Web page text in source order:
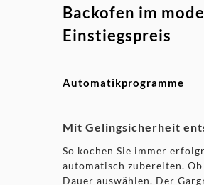
Backofen im
Einstiegspreis
Automatikprogramme
Mit Gelingsicherheit
So kochen Sie immer
automatisch zubereiten.
Dauer auswählen. Der